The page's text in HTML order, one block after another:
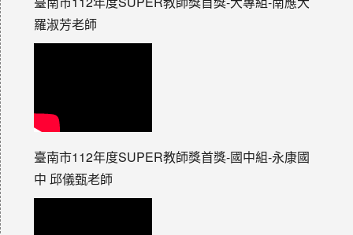
羅淑芳老師
臺南市112年度SUPER教師獎首獎-國中組-永康國
中 邱儀甄老師